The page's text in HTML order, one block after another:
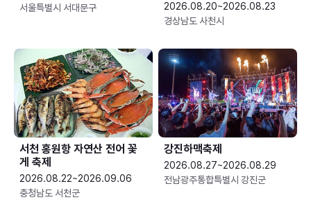
서울특별시 서대문구
2026.08.20~2026.08.23
경상남도 사천시
서천 홍원항 자연산 전어 꽃
게 축제
2026.08.22~2026.09.06
충청남도 서천군
강진하맥축제
2026.08.27~2026.08.29
전남광주통합특별시 강진군